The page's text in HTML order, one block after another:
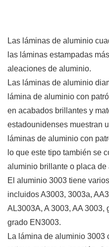
Las láminas de aluminio
las láminas estampadas
aleaciones de aluminio.
Las láminas de aluminio
lámina de aluminio con
en acabados brillantes y
estadounidenses muestran
láminas de aluminio con
lo que este tipo también se
aluminio brillante o placa
El aluminio 3003 tiene
incluidos A3003, 3003a,
AL3003A, A 3003, AA 3003,
grado EN3003.
La lámina de aluminio 3003